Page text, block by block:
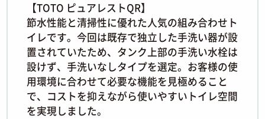
【TOTO ピュアレストQR】
節水性能と清掃性に優れた人気の組み合わせト
イレです。今回は既存で独立した手洗い器が設
置されていたため、タンク上部の手洗い水栓は
設けず、手洗いなしタイプを選定。お客様の使
用環境に合わせて必要な機能を見極めること
で、コストを抑えながら使いやすいトイレ空間
を実現しました。